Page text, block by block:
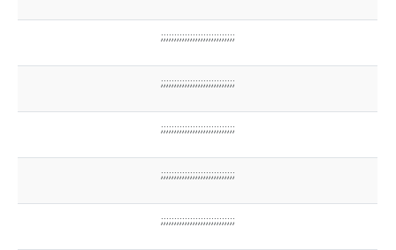
;;;;;;;;;;;;;;;;;;;;;;;;;;;;
;;;;;;;;;;;;;;;;;;;;;;;;;;;;
;;;;;;;;;;;;;;;;;;;;;;;;;;;;
;;;;;;;;;;;;;;;;;;;;;;;;;;;;
;;;;;;;;;;;;;;;;;;;;;;;;;;;;